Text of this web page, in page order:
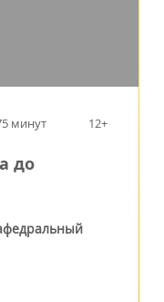
минут 12+
до